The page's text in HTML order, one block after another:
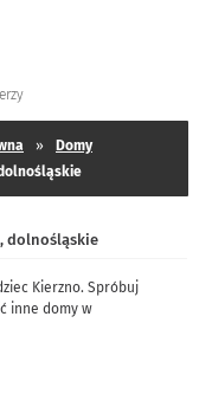
»
Domy
dolnośląskie
Kierzno. Spróbuj
inne domy w